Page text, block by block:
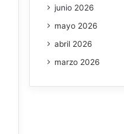
junio 2026
mayo 2026
abril 2026
marzo 2026